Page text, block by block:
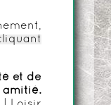
et de
amitié.